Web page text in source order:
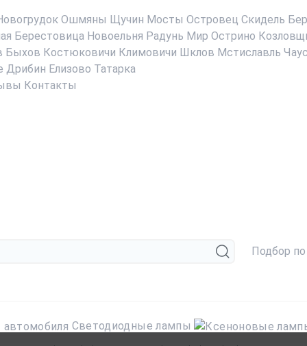
Ошмяны Щучин Мосты Островец Скидель
Берестовица Новоельня Радунь Мир Острино
Быхов Костюковичи Климовичи Шклов Мстиславль
Дрибин Елизово Татарка
Контакты
Подбор
Светодиодные лампы